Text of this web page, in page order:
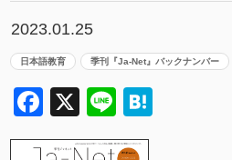
2023.01.25
日本語教育 季刊『Ja-Net』バックナンバー
Facebook
X Line